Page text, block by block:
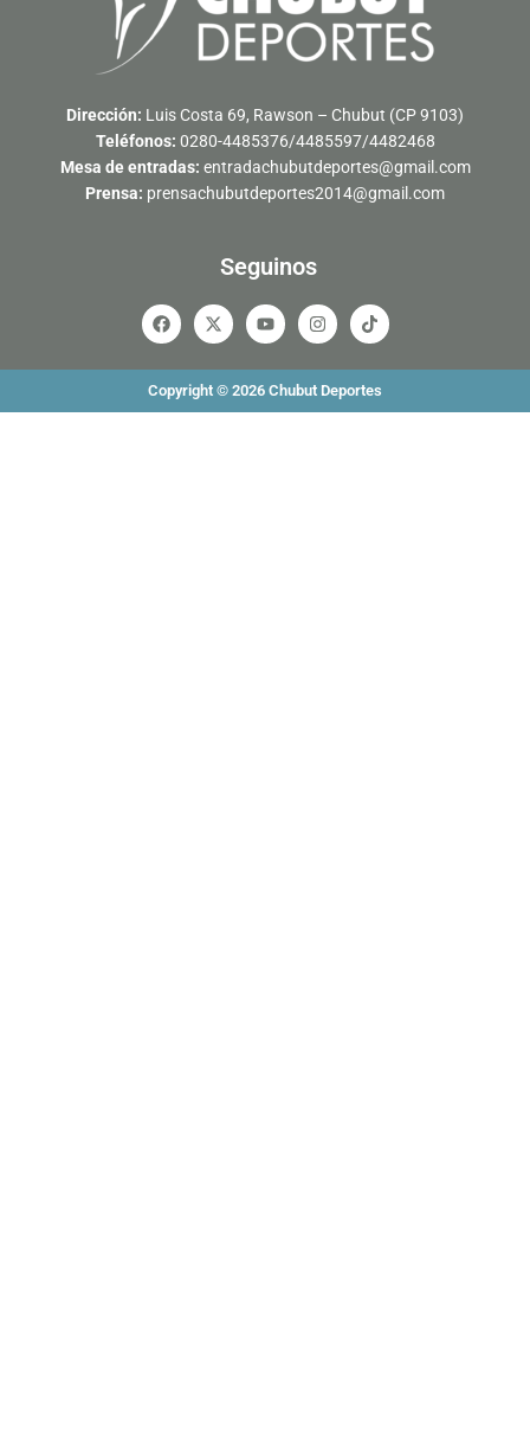
Dirección: Luis Costa 69, Rawson – Chubut (CP 9103)
Teléfonos: 0280-4485376/4485597/4482468
Mesa de entradas: entradachubutdeportes@gmail.com
Prensa: prensachubutdeportes2014@gmail.com
Seguinos
F
a
c
e
b
o
X
-
t
w
i
t
Y
o
u
t
u
b
I
n
s
t
a
g
T
i
k
t
o
k
Copyright © 2026 Chubut Deportes